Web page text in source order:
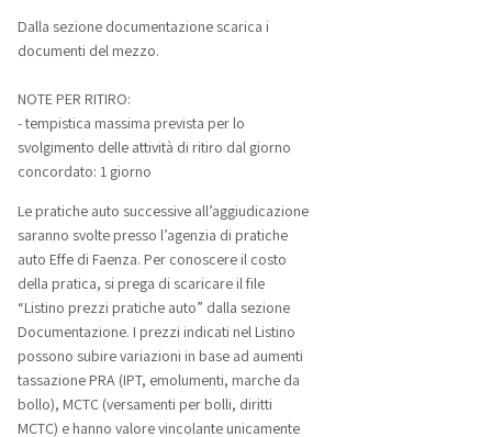
Dalla sezione documentazione scarica i
documenti del mezzo.
NOTE PER RITIRO:
- tempistica massima prevista per lo
svolgimento delle attività di ritiro dal giorno
concordato: 1 giorno
Le pratiche auto successive all’aggiudicazione
saranno svolte presso l’agenzia di pratiche
auto Effe di Faenza. Per conoscere il costo
della pratica, si prega di scaricare il file
“Listino prezzi pratiche auto” dalla sezione
Documentazione. I prezzi indicati nel Listino
possono subire variazioni in base ad aumenti
tassazione PRA (IPT, emolumenti, marche da
bollo), MCTC (versamenti per bolli, diritti
MCTC) e hanno valore vincolante unicamente